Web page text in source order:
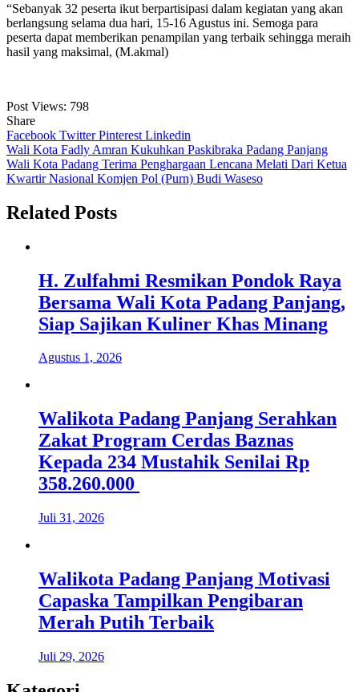
“Sebanyak 32 peserta ikut berpartisipasi dalam kegiatan yang akan
berlangsung selama dua hari, 15-16 Agustus ini. Semoga para
peserta dapat memberikan penampilan yang terbaik sehingga meraih
hasil yang maksimal, (M.akmal)
Post Views: 798
Share
Facebook TwitterPinterest Linkedin
Navigasi
pos
Wali Kota Fadly Amran Kukuhkan Paskibraka Padang Panjang
Wali Kota Padang Terima Penghargaan Lencana Melati Dari Ketua
Kwartir Nasional Komjen Pol (Purn) Budi Waseso
Related Posts
H. Zulfahmi Resmikan Pondok Raya
Bersama Wali Kota Padang Panjang,
Siap Sajikan Kuliner Khas Minang
Agustus 1, 2026
Walikota Padang Panjang Serahkan
Zakat Program Cerdas Baznas
Kepada 234 Mustahik Senilai Rp
358.260.000
Juli 31, 2026
Walikota Padang Panjang Motivasi
Capaska Tampilkan Pengibaran
Merah Putih Terbaik
Juli 29, 2026